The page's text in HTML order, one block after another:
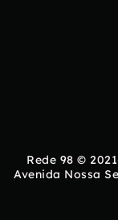
Rede 98 ©
Avenida Nossa